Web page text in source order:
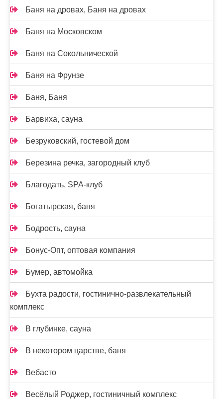
Баня на дровах, Баня на дровах
Баня на Московском
Баня на Сокольнической
Баня на Фрунзе
Баня, Баня
Барвиха, сауна
Безруковский, гостевой дом
Березина речка, загородный клуб
Благодать, SPA-клуб
Богатырская, баня
Бодрость, сауна
Бонус-Опт, оптовая компания
Бумер, автомойка
Бухта радости, гостинично-развлекательный
комплекс
В глубинке, сауна
В некотором царстве, баня
Вебасто
Весёлый Роджер, гостиничный комплекс